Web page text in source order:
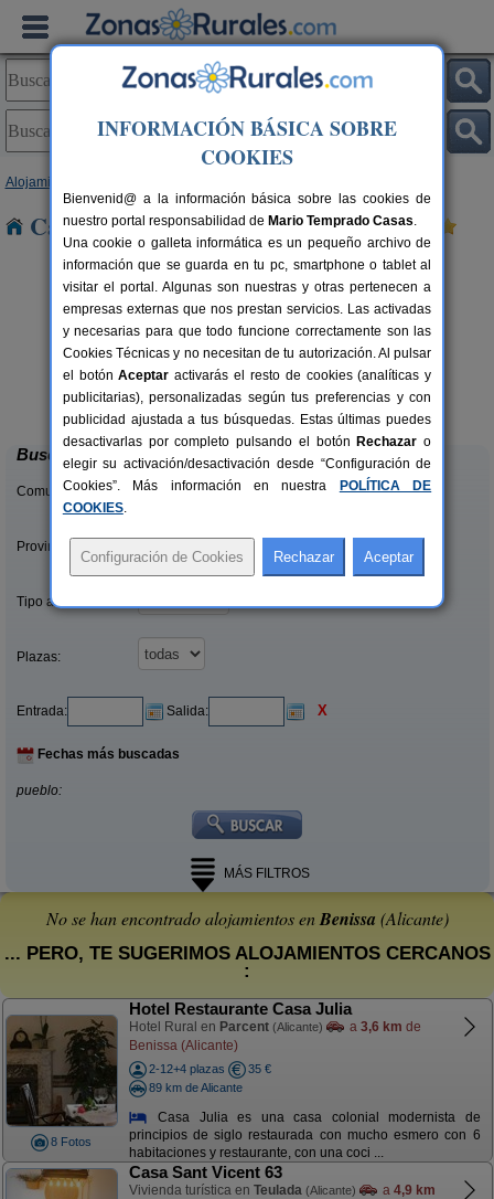
Alojamientos
Casas Rurales cerca de Benissa
2-28+5 pers.
desde20 €
Masia L´Ancornia
Tibi (Alicante)
Buscar
Comunidades:
Provincias/Islas:
Tipo alquiler:
Plazas:
Entrada: Salida: X
Fechas más buscadas
pueblo:
MÁS FILTROS
No se han encontrado alojamientos enBenissa (Alicante)
... PERO, TE SUGERIMOS ALOJAMIENTOS CERCANOS
:
8 Fotos
Hotel Restaurante Casa Julia
Hotel Rural en Parcent (Alicante) a 3,6 km de
Benissa (Alicante)
2-12+4 plazas
35 €
89 km de Alicante
Casa Julia es una casa colonial modernista de
principios de siglo restaurada con mucho esmero con 6
habitaciones y restaurante, con una coci ...
Casa Sant Vicent 63
Vivienda turística en Teulada (Alicante) a 4,9 km
INFORMACIÓN BÁSICA SOBRE
COOKIES
Bienvenid@ a la información básica sobre las cookies de
nuestro portal responsabilidad de Mario Temprado Casas.
Una cookie o galleta informática es un pequeño archivo de
información que se guarda en tu pc, smartphone o tablet al
visitar el portal. Algunas son nuestras y otras pertenecen a
empresas externas que nos prestan servicios. Las activadas
y necesarias para que todo funcione correctamente son las
Cookies Técnicas y no necesitan de tu autorización. Al pulsar
el botónAceptar activarás el resto de cookies (analíticas y
publicitarias), personalizadas según tus preferencias y con
publicidad ajustada a tus búsquedas. Estas últimas puedes
desactivarlas por completo pulsando el botón Rechazar o
elegir su activación/desactivación desde “Configuración de
Cookies”. Más información en nuestra
POLÍTICA DE
COOKIES.